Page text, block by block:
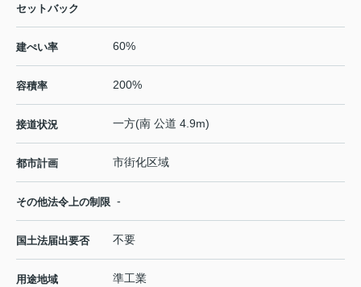
セットバック
建ぺい率 60%
容積率 200%
接道状況 一方(南 公道 4.9m)
都市計画 市街化区域
その他法令上の制限 -
国土法届出要否 不要
用途地域 準工業